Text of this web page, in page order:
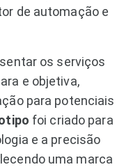
de automação e
os serviços
e objetiva,
para potenciais
foi criado para
e a precisão
uma marca